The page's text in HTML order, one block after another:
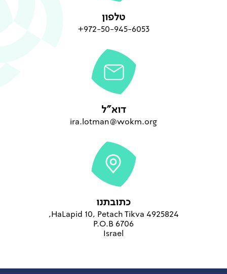
טלפון
972-50-945-6053+
דוא"ל
ira.lotman@wokm.org
כתובתנו
HaLapid 10, Petach Tikva 4925824,
P.O.B 6706
Israel